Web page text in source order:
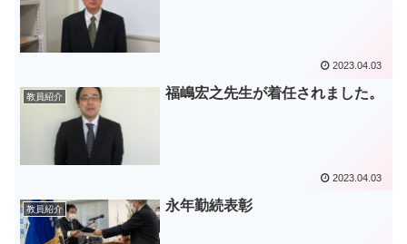
2023.04.03
教員紹介 福嶋宏之先生が着任されました。
2023.04.03
教員紹介 永年勤続表彰